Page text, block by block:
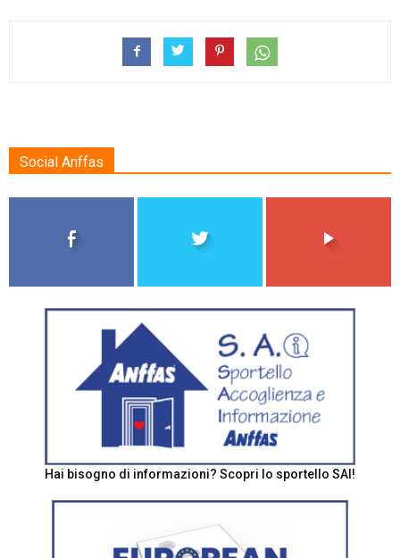
Social Anffas
Hai bisogno di informazioni? Scopri lo sportello SAI!